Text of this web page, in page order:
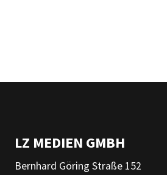
LZ MEDIEN GMBH
Bernhard Göring Straße 152